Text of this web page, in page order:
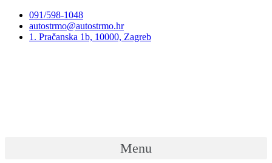
Preskoči
sadržaj
091/598-1048
autostrmo@autostrmo.hr
1. Pračanska 1b, 10000, Zagreb
Menu